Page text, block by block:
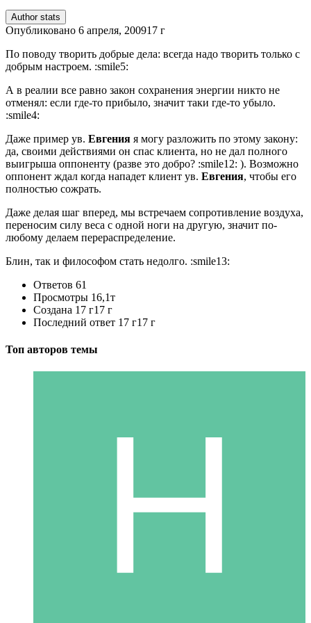
Author stats
Опубликовано 6 апреля, 200917 г
По поводу творить добрые дела: всегда надо творить только с
добрым настроем. :smile5:
А в реалии все равно закон сохранения энергии никто не
отменял: если где-то прибыло, значит таки где-то убыло.
:smile4:
Даже пример ув. Евгения я могу разложить по этому закону:
да, своими действиями он спас клиента, но не дал полного
выигрыша оппоненту (разве это добро? :smile12: ). Возможно
оппонент ждал когда нападет клиент ув. Евгения, чтобы его
полностью сожрать.
Даже делая шаг вперед, мы встречаем сопротивление воздуха,
переносим силу веса с одной ноги на другую, значит по-
любому делаем перераспределение.
Блин, так и философом стать недолго. :smile13:
Ответов 61
Просмотры 16,1т
Создана 17 г17 г
Последний ответ 17 г17 г
Топ авторов темы